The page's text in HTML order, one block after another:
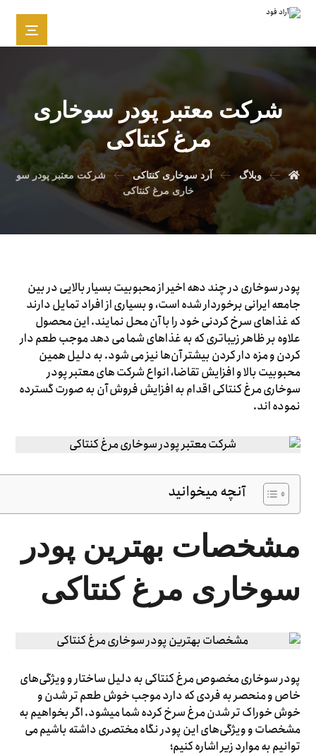
شرکت معتبر پودر سوخاری
مرغ کنتاکی
وبلاگ آرد سوخاری کنتاکی
شرکت معتبر پودر سو
خاری مرغ کنتاکی
پودر سوخاری در چند دهه اخیر از محبوبیت بسیار بالایی در بین
جامعه ایرانی برخوردار شده است، و بسیاری از افراد تمایل دارند
که غذاهای سرخ کردنی خود را با آن محل نمایند. این محصول
علاوه بر ظاهر زیباتری که به غذاهای شما می دهد موجب طعم دار
کردن و مزه دار کردن بیشتر آن‌ها نیز می شود. به دلیل همین
محبوبیت بالا و افزایش تقاضا، انواع شرکت های معتبر پودر
سوخاری مرغ کنتاکی اقدام به افزایش فروش آن به صورت گسترده
نموده اند.
آنچه میخوانید
مشخصات بهترین پودر
سوخاری مرغ کنتاکی
پودر سوخاری مخصوص مرغ کنتاکی به دلیل ساختار و ویژگی‌های
خاص و منحصر به فردی که دارد موجب خوش طعم تر شدن و
خوش خوراک تر شدن مرغ سرخ کرده شما میشود. اگر بخواهیم به
مشخصات و ویژگی‌های این پودر نگاه مختصری داشته باشیم می
توانیم به موارد زیر اشاره کنیم؛